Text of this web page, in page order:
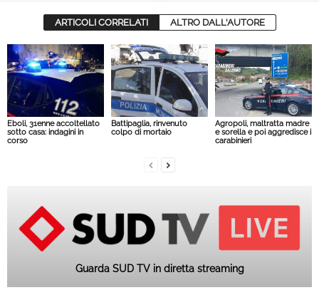
ARTICOLI CORRELATI ALTRO DALL'AUTORE
Eboli, 31enne accoltellato
sotto casa: indagini in
corso
Battipaglia, rinvenuto
colpo di mortaio
Agropoli, maltratta madre
e sorella e poi aggredisce i
carabinieri
Guarda SUD TV in diretta streaming